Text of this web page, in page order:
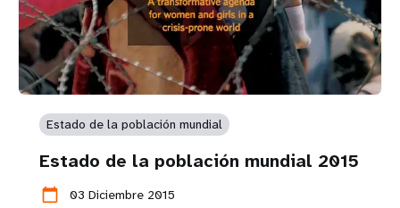
Estado de la población mundial
Estado de la población mundial 2015
calendar_today 03 Diciembre 2015